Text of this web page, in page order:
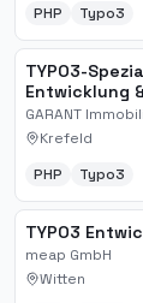
PHP Typo3
TYPO3-
Entwicklung
GARANT
Krefeld
PHP Typo3
TYPO3
meap GmbH
Witten